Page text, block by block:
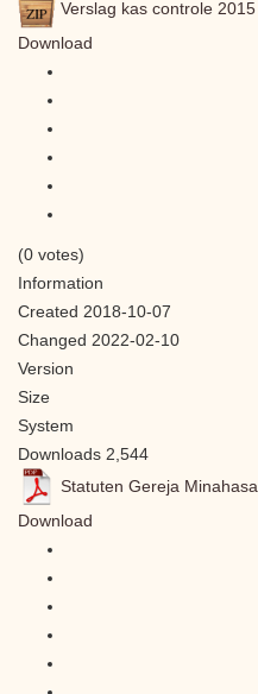
Verslag kas controle 2015
Download
(0 votes)
Information
Created 2018-10-07
Changed 2022-02-10
Version
Size
System
Downloads 2,544
Statuten Gereja Minahasa
Download